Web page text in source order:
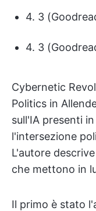
4. 3
4. 3
Cybernetic
Politics in
sull'IA presenti
l'intersezione
L'autore
che mettono in
Il primo è stato